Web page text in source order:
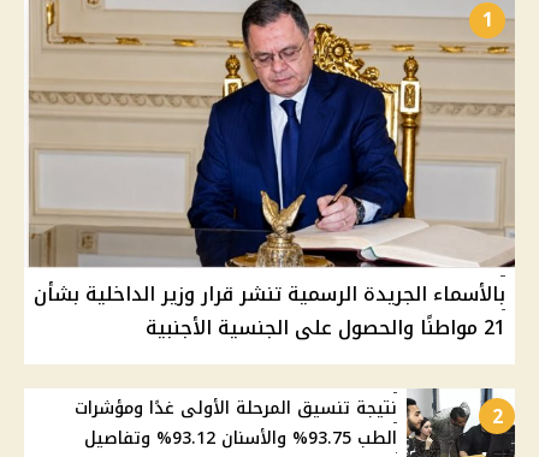
1
بالأسماء الجريدة الرسمية تنشر قرار وزير الداخلية بشأن
21 مواطنًا والحصول على الجنسية الأجنبية
2
نتيجة تنسيق المرحلة الأولى غدًا ومؤشرات
الطب 93.75% والأسنان 93.12% وتفاصيل